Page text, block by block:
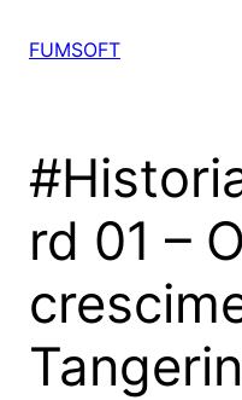
FUMSOFT
rd 01 – O